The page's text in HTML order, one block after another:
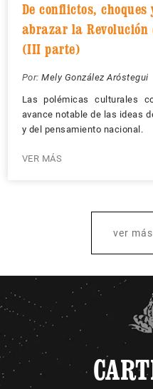
De conflictos,
abrazar la Revolución
(III parte)
Por: Mely González Aróstegui
Las polémicas culturales
avance notable de las ideas
y del pensamiento nacional.
VER MÁS
ver